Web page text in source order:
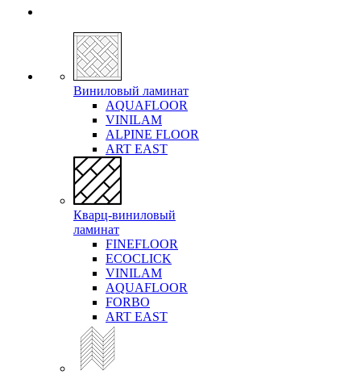
Виниловый ламинат
AQUAFLOOR
VINILAM
ALPINE FLOOR
ART EAST
Кварц-виниловый
ламинат
FINEFLOOR
ECOCLICK
VINILAM
AQUAFLOOR
FORBO
ART EAST